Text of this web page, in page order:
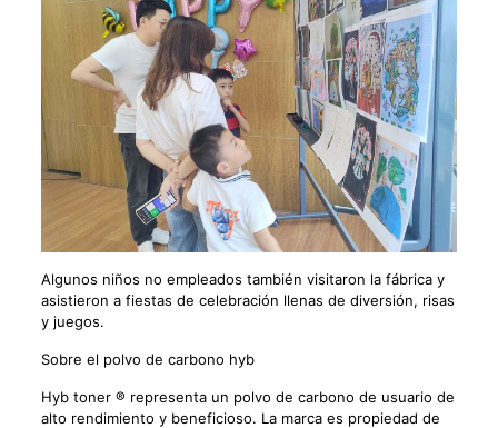
Algunos niños no empleados también visitaron la fábrica y
asistieron a fiestas de celebración llenas de diversión, risas
y juegos.
Sobre el polvo de carbono hyb
Hyb toner ® representa un polvo de carbono de usuario de
alto rendimiento y beneficioso. La marca es propiedad de